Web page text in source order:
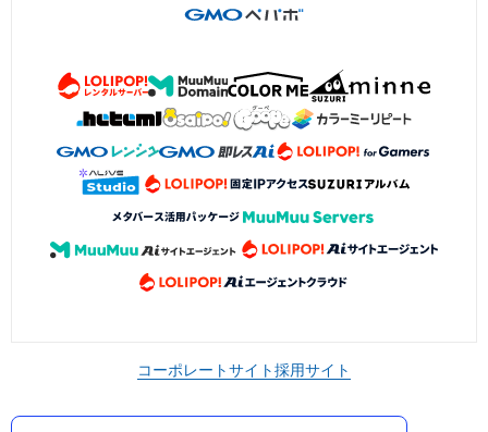
コーポレートサイト採用サイト